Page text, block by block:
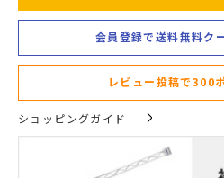
会員登録で送料無料ク
レビュー投稿で300
ショッピングガイド